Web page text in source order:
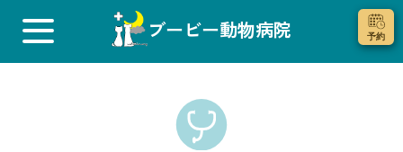
ブービー動物病院